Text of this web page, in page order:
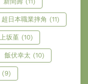
超日本職業摔角 (11)
上坂堇 (10)
飯伏幸太 (10)
(9)